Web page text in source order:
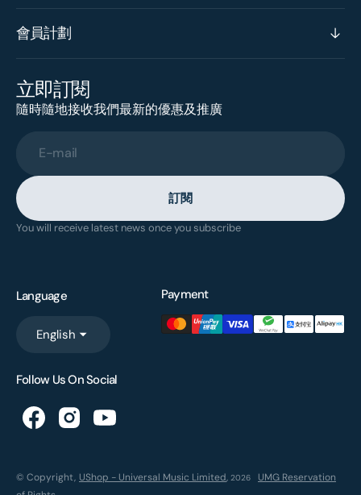
會員計劃
立即訂閱
隨時隨地接收我們最新的優惠及推廣
E-mail
訂閱
You will receive latest news once you subscribe
Language
English
Payment
Follow Us On Social
© Copyright, UShop - Universal Music Limited, 2026
UMG Reservation